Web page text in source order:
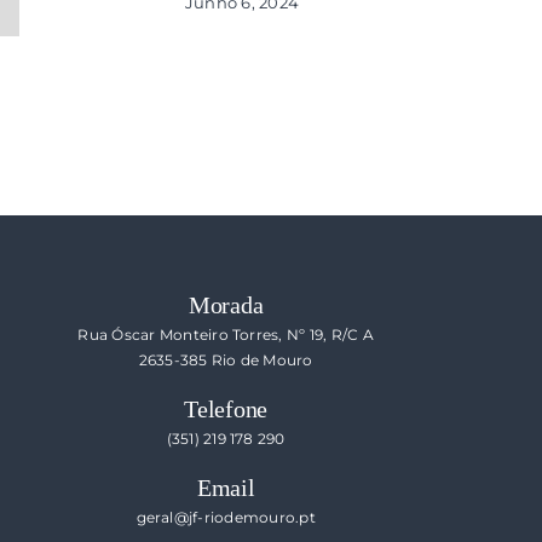
Morada
Rua Óscar Monteiro Torres, Nº 19, R/C A
2635-385 Rio de Mouro
Telefone
(351) 219 178 290
Email
geral@jf-riodemouro.pt